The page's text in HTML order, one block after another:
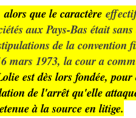
que le caractère
aux Pays-Bas était
de la convention
mars 1973, la cour a
est dès lors fondée,
de l'arrêt qu'elle
à la source en litige.